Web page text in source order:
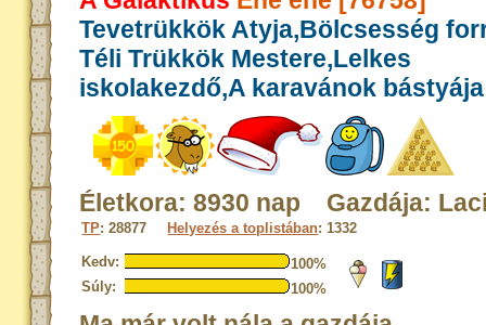
Tevetrükkök Atyja,Bölcsesség
Téli Trükkök Mestere,Lelkes
iskolakezdő,A karavánok bástyája
Életkora: 8930 nap Gazdája:
TP: 28877 Helyezés a toplistában: 1332
Kedv:
100%
Súly:
100%